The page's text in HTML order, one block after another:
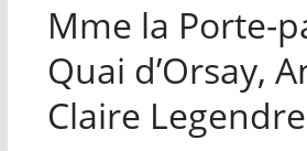
Mme la Porte-
Quai d’Orsay,
Claire Legendre